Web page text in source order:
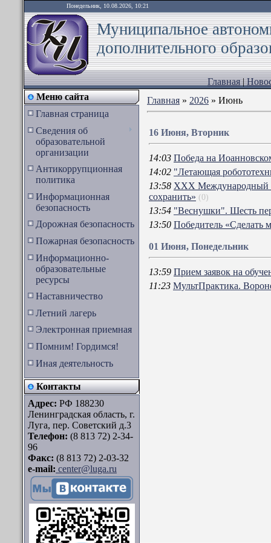
Понедельник, 10.08.2026, 10:21
Муниципальное
дополнительного
Главная|
Меню сайта
Главная страница
Сведения об
образовательной
организации
Антикоррупционная
политика
Информационная
безопасность
Дорожная безопасность
Пожарная безопасность
Информационно-
образовательные
ресурсы
Наставничество
Летний лагерь
Электронная приемная
Помним! Гордимся!
Иная деятельность
Контакты
Адрес: РФ 188230
Ленинградская область, г.
Луга, пер. Советский д.3
Телефон: (8 813 72) 2-34-
96
Факс: (8 813 72) 2-03-32
e-mail: center@luga.ru
Главная»2026 » Июнь
16 Июня, Вторник
14:03 Победа на
14:02 "Летающая
13:58 XXX Международный
сохранить» (0)
13:54 "Веснушки". Шесть
13:50 Победитель «Сделать
01 Июня, Понедельник
13:59 Прием заявок на
11:23 МультПрактика.